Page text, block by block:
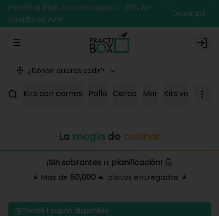
Planifica fácil, cocina rápido🤘 20% 1er
pedido en APP
Descargar
Abrir menu de navegación Login
¿Dónde quieres pedir?
Kits con carnes Pollo Cerdo Mar Kits
La magia de cocinar
¡Sin sobrantes ni planificación! 🤯
★ Más de 50,000🍛 platos entregados ★
Tienes 1 cupón disponible